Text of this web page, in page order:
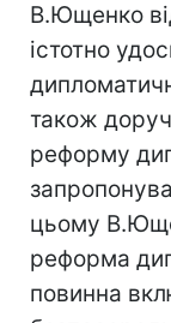
В.Ющенко
істотно
також
реформу
цьому
реформа
повинна